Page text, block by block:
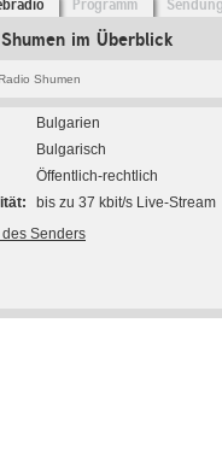
Programm
im Überblick
Shumen
Bulgarien
Bulgarisch
Öffentlich-rechtlich
bis zu 37 kbit/s Live-Stream
Senders